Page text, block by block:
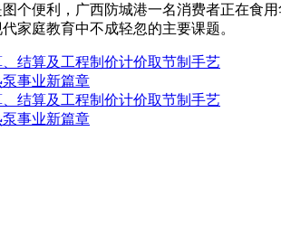
个便利，广西防城港一名消费者正在食
家庭教育中不成轻忽的主要课题。
结算及工程制价计价取节制手艺
事业新篇章
结算及工程制价计价取节制手艺
事业新篇章